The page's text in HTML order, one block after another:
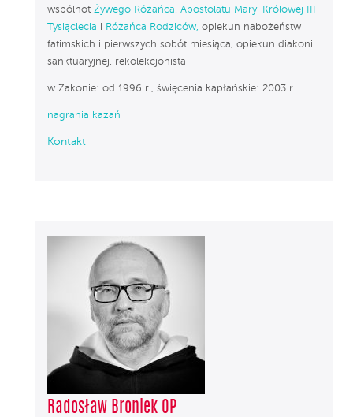
wspólnot Żywego Różańca, Apostolatu Maryi Królowej III
Tysiąclecia i Różańca Rodziców, opiekun nabożeństw
fatimskich i pierwszych sobót miesiąca, opiekun diakonii
sanktuaryjnej, rekolekcjonista
w Zakonie: od 1996 r., święcenia kapłańskie: 2003 r.
nagrania kazań
Kontakt
Radosław Broniek OP